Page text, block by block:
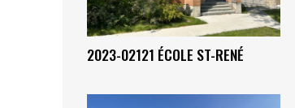
2023-02121 ÉCOLE ST-RENÉ